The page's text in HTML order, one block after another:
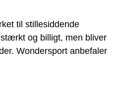
til stillesiddende
og billigt, men bliver
Wondersport anbefaler